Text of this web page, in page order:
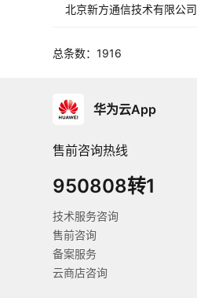
北京新方通信技术有限公司
总条数：1916
华为云App
售前咨询热线
950808转1
技术服务咨询
售前咨询
备案服务
云商店咨询